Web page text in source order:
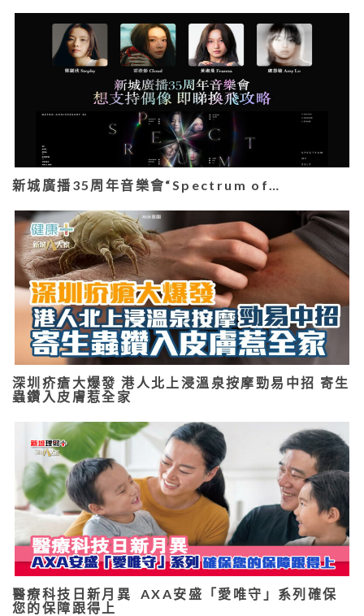
新城廣播35周年音樂會“Spectrum of…
深圳疥瘡大爆發 港人北上浸溫泉按摩勁易中招 寄生
蟲鑽入皮膚惹全家
醫療科技日新月異 AXA安盛「愛唯守」系列確保
您的保障跟得上